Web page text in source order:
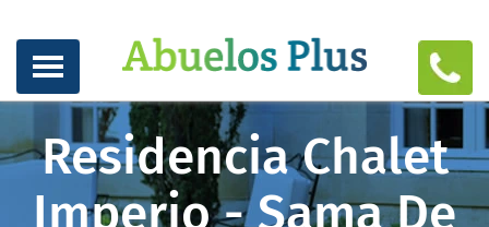
Residencia Chalet
Imperio - Sama De